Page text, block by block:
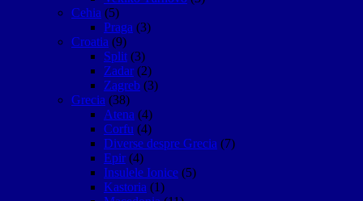
Cehia (5)
Praga (3)
Croatia (9)
Split (3)
Zadar (2)
Zagreb (3)
Grecia (38)
Atena (4)
Corfu (4)
Diverse despre Grecia (7)
Epir (4)
Insulele Ionice (5)
Kastoria (1)